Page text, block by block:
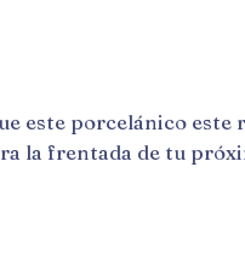
este porcelánico este
la frentada de tu